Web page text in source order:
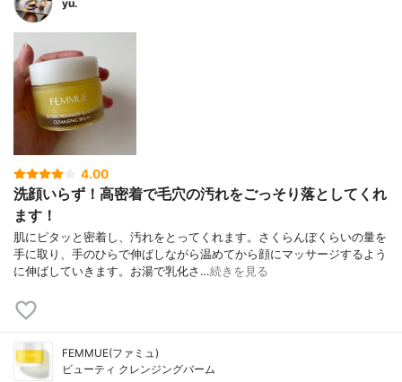
yu.
4.00
洗顔いらず！高密着で毛穴の汚れをごっそり落としてくれ
ます！
肌にピタッと密着し、汚れをとってくれます。さくらんぼくらいの量を
手に取り、手のひらで伸ばしながら温めてから顔にマッサージするよう
に伸ばしていきます。お湯で乳化さ…続きを見る
FEMMUE(ファミュ)
ビューティ クレンジングバーム